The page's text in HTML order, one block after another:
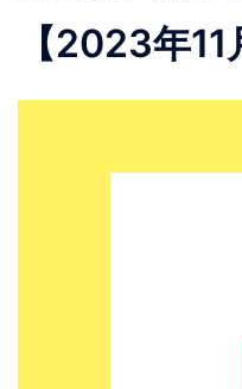
【2023年